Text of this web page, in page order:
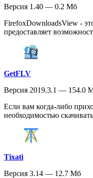
Версия 1.40 — 0.2 Мб
FirefoxDownloadsView -
предоставляет
GetFLV
Версия 2019.3.1 — 154.0
Если вам когда-либо
необходимостью
Tixati
Версия 3.14 — 12.7 Мб